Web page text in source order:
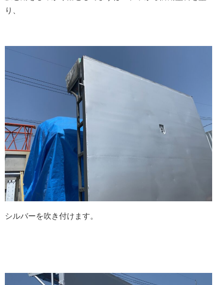
り、
シルバーを吹き付けます。